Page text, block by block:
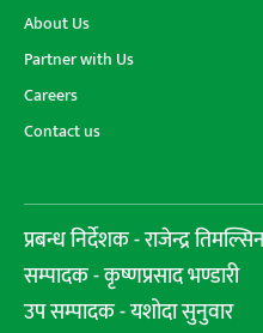
About Us
Partner with Us
Careers
Contact us
प्रबन्ध निर्देशक - राजेन्द्र
सम्पादक - कृष्णप्रसाद भण्डारी
उप सम्पादक - यशोदा सुनुवार